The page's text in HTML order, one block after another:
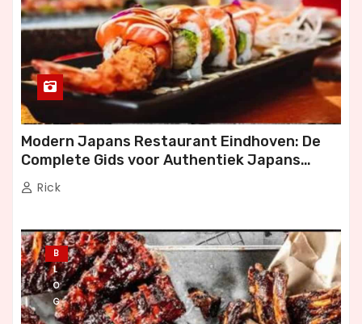
Modern Japans Restaurant Eindhoven: De
Complete Gids voor Authentiek Japans
Dineren
Rick
B
L
O
G